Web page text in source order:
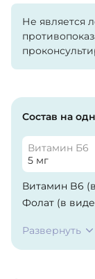
Не является
Состав на
Витамин Б6
5 мг
Витамин B6
Фолат (в
Развернуть